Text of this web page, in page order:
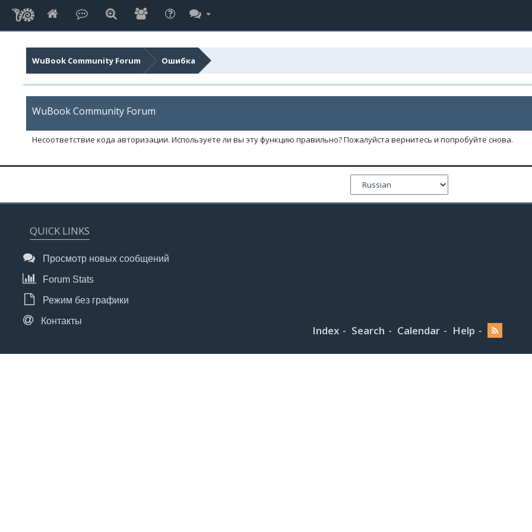
WuBook Community Forum Ошибка
WuBook Community Forum
Несоответствие кода авторизации. Используете ли вы эту функцию правильно? Пожалуйста вернитесь и попробуйте снова.
QUICK LINKS
Просмотр новых сообщений
Forum Stats
Режим без графики
Контакты
Index Search Calendar Help